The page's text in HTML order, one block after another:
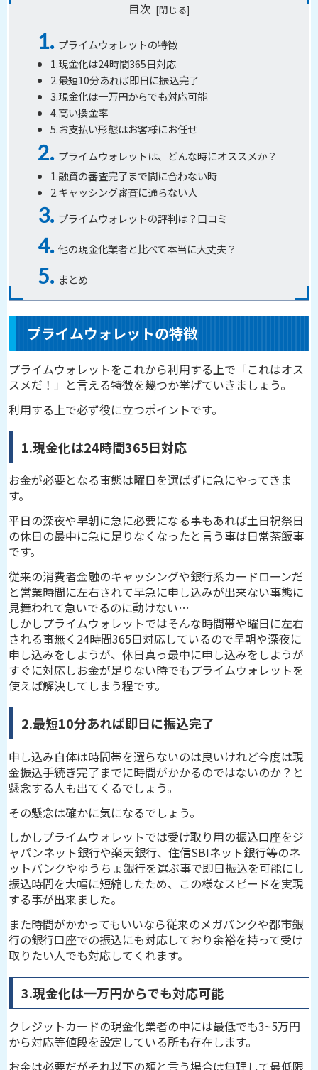
目次
プライムウォレットの特徴
1.現金化は24時間365日対応
2.最短10分あれば即日に振込完了
3.現金化は一万円からでも対応可能
4.高い換金率
5.お支払い形態はお客様にお任せ
プライムウォレットは、どんな時にオススメか？
1.融資の審査完了まで間に合わない時
2.キャッシング審査に通らない人
プライムウォレットの評判は？口コミ
他の現金化業者と比べて本当に大丈夫？
まとめ
プライムウォレットの特徴
プライムウォレットをこれから利用する上で「これはオス
スメだ！」と言える特徴を幾つか挙げていきましょう。
利用する上で必ず役に立つポイントです。
1.現金化は24時間365日対応
お金が必要となる事態は曜日を選ばずに急にやってきま
す。
平日の深夜や早朝に急に必要になる事もあれば土日祝祭日
の休日の最中に急に足りなくなったと言う事は日常茶飯事
です。
従来の消費者金融のキャッシングや銀行系カードローンだ
と営業時間に左右されて早急に申し込みが出来ない事態に
見舞われて急いでるのに動けない…
しかしプライムウォレットではそんな時間帯や曜日に左右
される事無く24時間365日対応しているので早朝や深夜に
申し込みをしようが、休日真っ最中に申し込みをしようが
すぐに対応しお金が足りない時でもプライムウォレットを
使えば解決してしまう程です。
2.最短10分あれば即日に振込完了
申し込み自体は時間帯を選らないのは良いけれど今度は現
金振込手続き完了までに時間がかかるのではないのか？と
懸念する人も出てくるでしょう。
その懸念は確かに気になるでしょう。
しかしプライムウォレットでは受け取り用の振込口座をジ
ャパンネット銀行や楽天銀行、住信SBIネット銀行等のネ
ットバンクやゆうちょ銀行を選ぶ事で即日振込を可能にし
振込時間を大幅に短縮したため、この様なスピードを実現
する事が出来ました。
また時間がかかってもいいなら従来のメガバンクや都市銀
行の銀行口座での振込にも対応しており余裕を持って受け
取りたい人でも対応してくれます。
3.現金化は一万円からでも対応可能
クレジットカードの現金化業者の中には最低でも3~5万円
から対応等値段を設定している所も存在します。
お金は必要だがそれ以下の額と言う場合は無理して最低限